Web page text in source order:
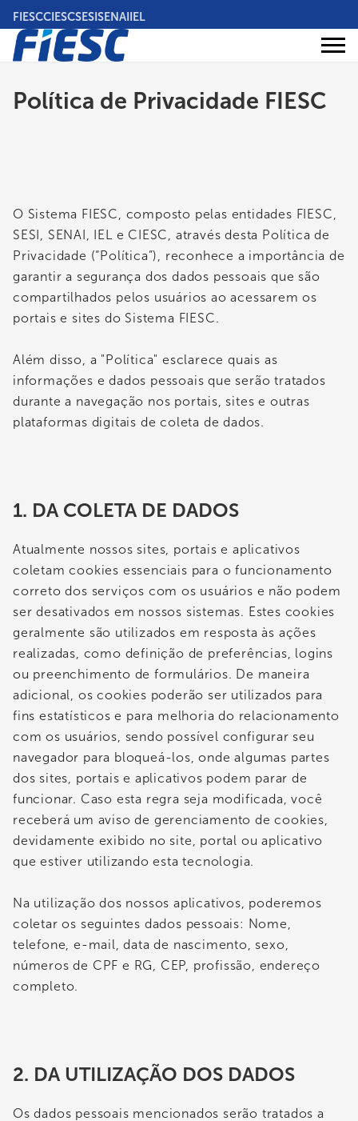
Pular
para
conteúdo
FIESCCIESCSESISENAIIEL
Áreas
Política de Privacidade FIESC
O Sistema FIESC, composto pelas entidades FIESC,
SESI, SENAI, IEL e CIESC, através desta Política de
Privacidade (“Política”), reconhece a importância de
garantir a segurança dos dados pessoais que são
compartilhados pelos usuários ao acessarem os
portais e sites do Sistema FIESC.
Além disso, a "Política" esclarece quais as
informações e dados pessoais que serão tratados
durante a navegação nos portais, sites e outras
plataformas digitais de coleta de dados.
1. DA COLETA DE DADOS
Atualmente nossos sites, portais e aplicativos
coletam cookies essenciais para o funcionamento
correto dos serviços com os usuários e não podem
ser desativados em nossos sistemas. Estes cookies
geralmente são utilizados em resposta às ações
realizadas, como definição de preferências, logins
ou preenchimento de formulários. De maneira
adicional, os cookies poderão ser utilizados para
fins estatísticos e para melhoria do relacionamento
com os usuários, sendo possível configurar seu
navegador para bloqueá-los, onde algumas partes
dos sites, portais e aplicativos podem parar de
funcionar. Caso esta regra seja modificada, você
receberá um aviso de gerenciamento de cookies,
devidamente exibido no site, portal ou aplicativo
que estiver utilizando esta tecnologia.
Na utilização dos nossos aplicativos, poderemos
coletar os seguintes dados pessoais: Nome,
telefone, e-mail, data de nascimento, sexo,
números de CPF e RG, CEP, profissão, endereço
completo.
2. DA UTILIZAÇÃO DOS DADOS
Os dados pessoais mencionados serão tratados a